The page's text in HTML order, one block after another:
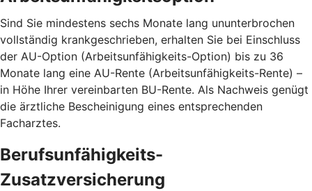
Sind Sie mindestens sechs Monate lang ununterbrochen
vollständig krankgeschrieben, erhalten Sie bei Einschluss
der AU-Option (Arbeitsunfähigkeits-Option) bis zu 36
Monate lang eine AU-Rente (Arbeitsunfähigkeits-Rente) –
in Höhe Ihrer vereinbarten BU-Rente. Als Nachweis genügt
die ärztliche Bescheinigung eines entsprechenden
Facharztes.
Berufsunfähigkeits-
Zusatzversicherung